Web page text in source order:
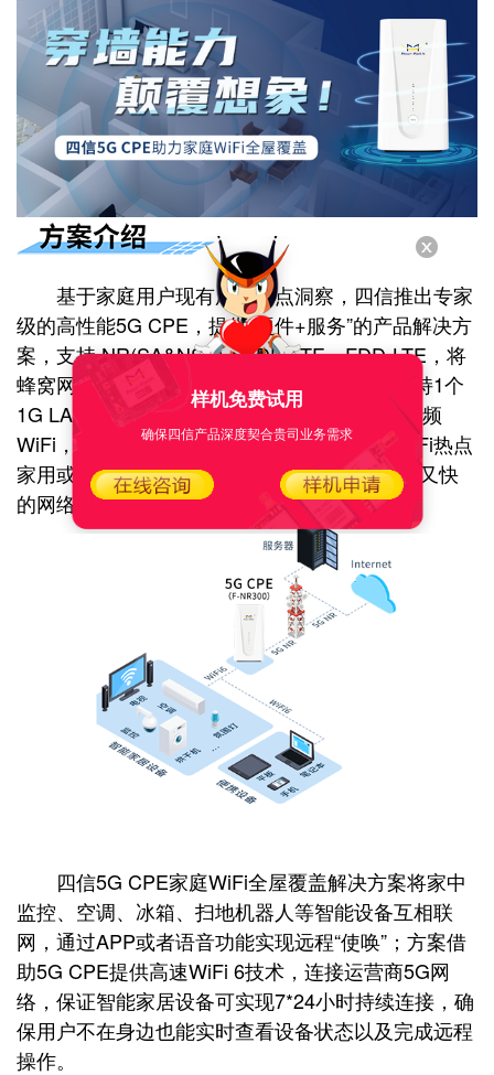
基于家庭用户现有用网痛点洞察，四信推出专家
级的高性能5G CPE，提供“硬件+服务”的产品解决方
案，支持 NR(SA&NSA)、TDD-LTE、FDD-LTE，将
蜂窝网络数据转换为WiFi和有线网口数据，支持1个
1G LAN口、1个2.5G WAN/LAN，2.4G+5G 双频
WiFi，适用于需要快速部署有线宽带网络、WiFi热点
家用或商用场景;提供WiFi百分百覆盖、上网稳又快
的网络使用环境。
四信5G CPE家庭WiFi全屋覆盖解决方案将家中
监控、空调、冰箱、扫地机器人等智能设备互相联
网，通过APP或者语音功能实现远程“使唤”；方案借
助5G CPE提供高速WiFi 6技术，连接运营商5G网
络，保证智能家居设备可实现7*24小时持续连接，确
保用户不在身边也能实时查看设备状态以及完成远程
操作。
样机免费试用
确保四信产品深度契合贵司业务需求